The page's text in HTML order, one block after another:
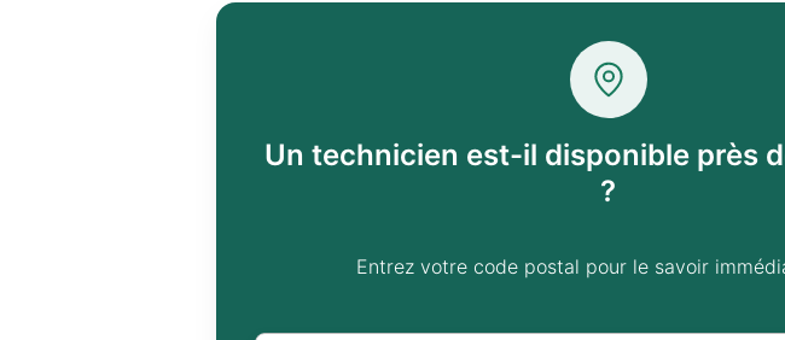
Un technicien est-il disponible près
?
Entrez votre code postal pour le savoir